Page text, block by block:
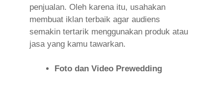
penjualan. Oleh karena itu, usahakan
membuat iklan terbaik agar audiens
semakin tertarik menggunakan produk atau
jasa yang kamu tawarkan.
Foto dan Video Prewedding